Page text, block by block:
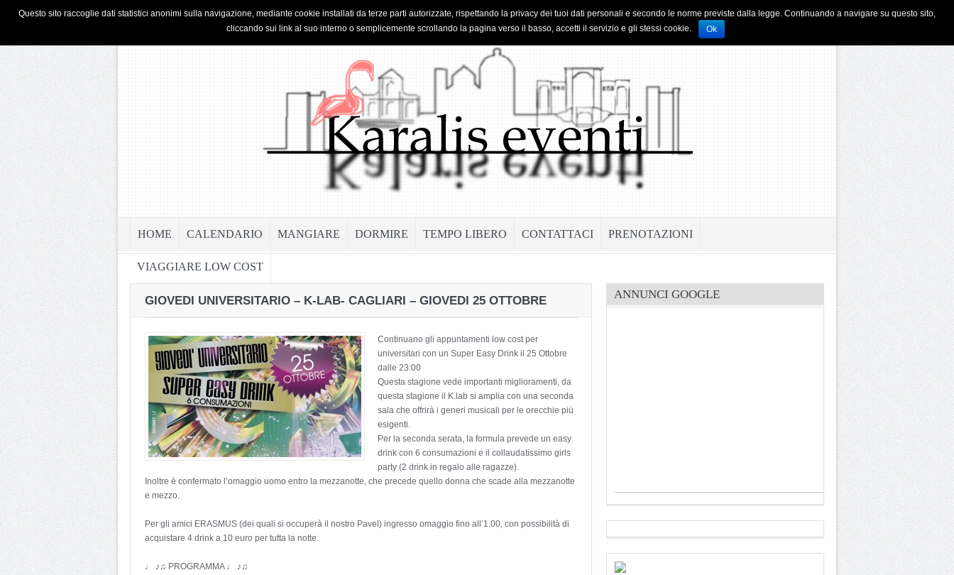
HOME PRIVACY & COOKIE POLICY
HOME CALENDARIO MANGIARE DORMIRE TEMPO LIBERO CONTATTACI PRENOTAZIONI
VIAGGIARE LOW COST
GIOVEDI UNIVERSITARIO – K-LAB- CAGLIARI – GIOVEDI 25 OTTOBRE
Continuano gli appuntamenti low cost per
universitari con un Super Easy Drink il 25 Ottobre
dalle 23:00
Questa stagione vede importanti miglioramenti, da
questa stagione il K.lab si amplia con una seconda
sala che offrirà i generi musicali per le orecchie più
esigenti.
Per la seconda serata, la formula prevede un easy
drink con 6 consumazioni e il collaudatissimo girls
party (2 drink in regalo alle ragazze).
Inoltre è confermato l’omaggio uomo entro la mezzanotte, che precede quello donna che scade alla mezzanotte
e mezzo.
Per gli amici ERASMUS (dei quali si occuperà il nostro Pavel) ingresso omaggio fino all’1.00, con possibilità di
acquistare 4 drink a 10 euro per tutta la notte.
♩ ♪♫ PROGRAMMA ♩ ♪♫
ANNUNCI GOOGLE
Questo sito raccoglie dati statistici anonimi sulla navigazione, mediante cookie installati da terze parti autorizzate, rispettando la privacy dei tuoi dati personali e secondo le norme previste dalla legge. Continuando a navigare su questo sito,
cliccando sui link al suo interno o semplicemente scrollando la pagina verso il basso, accetti il servizio e gli stessi cookie.
Ok